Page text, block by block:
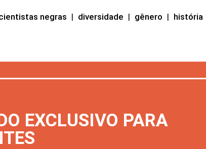
negras | diversidade | gênero | história
EXCLUSIVO PARA